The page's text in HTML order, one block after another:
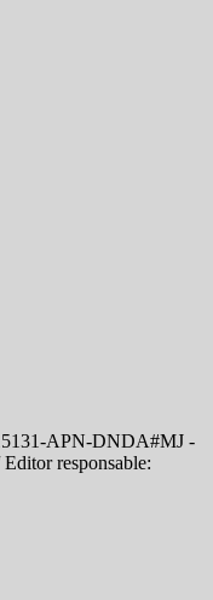
APN-DNDA#MJ -
responsable: